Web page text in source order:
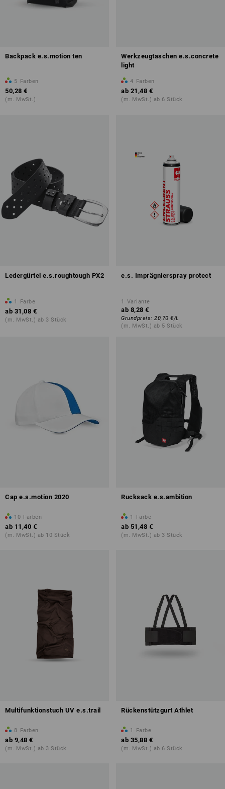
Backpack e.s.motion ten
5 Farben
50,28 €
(m. MwSt.)
Werkzeugtaschen e.s.concrete
light
4 Farben
ab 21,48 €
(m. MwSt.) ab 6 Stück
Ledergürtel e.s.roughtough PX2
1 Farbe
ab 31,08 €
(m. MwSt.) ab 3 Stück
e.s. Imprägnierspray protect
1 Variante
ab 8,28 €
Grundpreis: 20,70 €/L
(m. MwSt.) ab 5 Stück
Cap e.s.motion 2020
10 Farben
ab 11,40 €
(m. MwSt.) ab 10 Stück
Rucksack e.s.ambition
1 Farbe
ab 51,48 €
(m. MwSt.) ab 3 Stück
Multifunktionstuch UV e.s.trail
8 Farben
ab 9,48 €
(m. MwSt.) ab 3 Stück
Rückenstützgurt Athlet
1 Farbe
ab 35,88 €
(m. MwSt.) ab 6 Stück